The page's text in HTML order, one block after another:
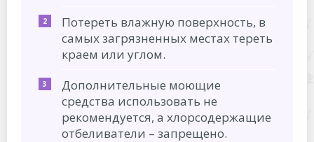
Потереть влажную поверхность, в
самых загрязненных местах тереть
краем или углом.
Дополнительные моющие
средства использовать не
рекомендуется, а хлорсодержащие
отбеливатели – запрещено.